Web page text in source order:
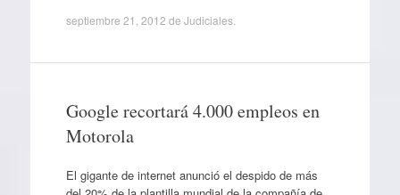
septiembre 21, 2012 de Judiciales.
Google recortará 4.000 empleos en
Motorola
El gigante de internet anunció el despido de más